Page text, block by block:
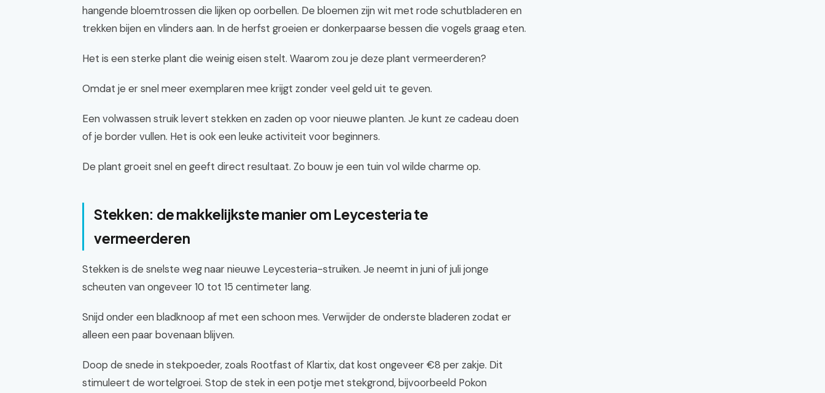
hangende bloemtrossen die lijken op oorbellen. De bloemen zijn wit met rode schutbladeren en
trekken bijen en vlinders aan. In de herfst groeien er donkerpaarse bessen die vogels graag eten.
Het is een sterke plant die weinig eisen stelt. Waarom zou je deze plant vermeerderen?
Omdat je er snel meer exemplaren mee krijgt zonder veel geld uit te geven.
Een volwassen struik levert stekken en zaden op voor nieuwe planten. Je kunt ze cadeau doen
of je border vullen. Het is ook een leuke activiteit voor beginners.
De plant groeit snel en geeft direct resultaat. Zo bouw je een tuin vol wilde charme op.
Stekken: de makkelijkste manier om Leycesteria te
vermeerderen
Stekken is de snelste weg naar nieuwe Leycesteria-struiken. Je neemt in juni of juli jonge
scheuten van ongeveer 10 tot 15 centimeter lang.
Snijd onder een bladknoop af met een schoon mes. Verwijder de onderste bladeren zodat er
alleen een paar bovenaan blijven.
Doop de snede in stekpoeder, zoals Rootfast of Klartix, dat kost ongeveer €8 per zakje. Dit
stimuleert de wortelgroei. Stop de stek in een potje met stekgrond, bijvoorbeeld Pokon